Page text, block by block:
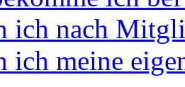
ich nach
ich meine